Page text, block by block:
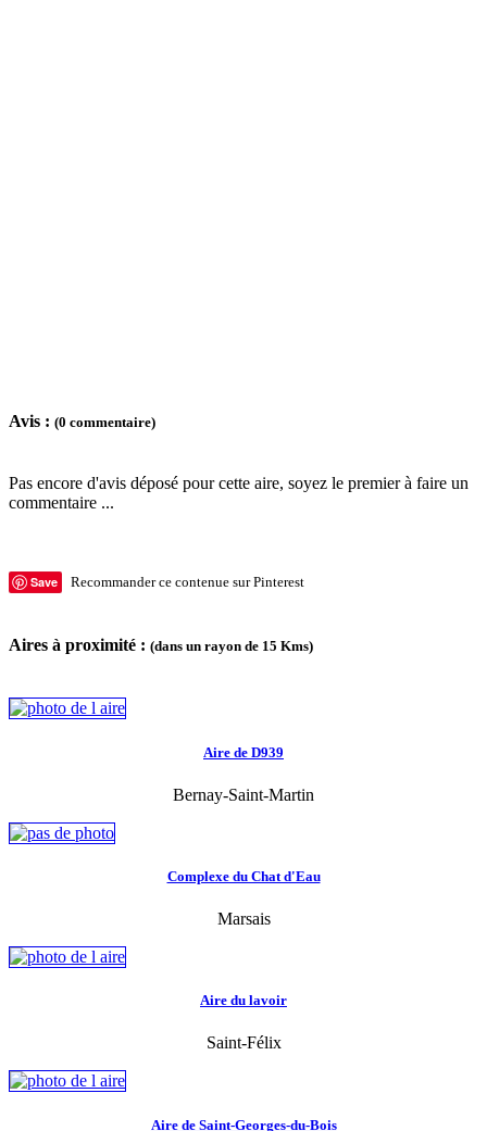
Avis : (0 commentaire)
Pas encore d'avis déposé pour cette aire, soyez le premier à faire un
commentaire ...
Save Recommander ce contenue sur Pinterest
Aires à proximité : (dans un rayon de 15 Kms)
Aire de D939
Bernay-Saint-Martin
Complexe du Chat d'Eau
Marsais
Aire du lavoir
Saint-Félix
Aire de Saint-Georges-du-Bois